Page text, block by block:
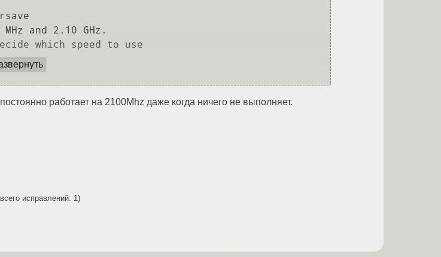
работает на 2100Mhz даже когда ничего не выполняет.
исправлений: 1)